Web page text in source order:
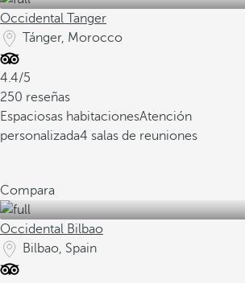
Occidental Tanger
Tánger, Morocco
4.4/5
250 reseñas
Espaciosas habitacionesAtención
personalizada4 salas de reuniones
Compara
Occidental Bilbao
Bilbao, Spain